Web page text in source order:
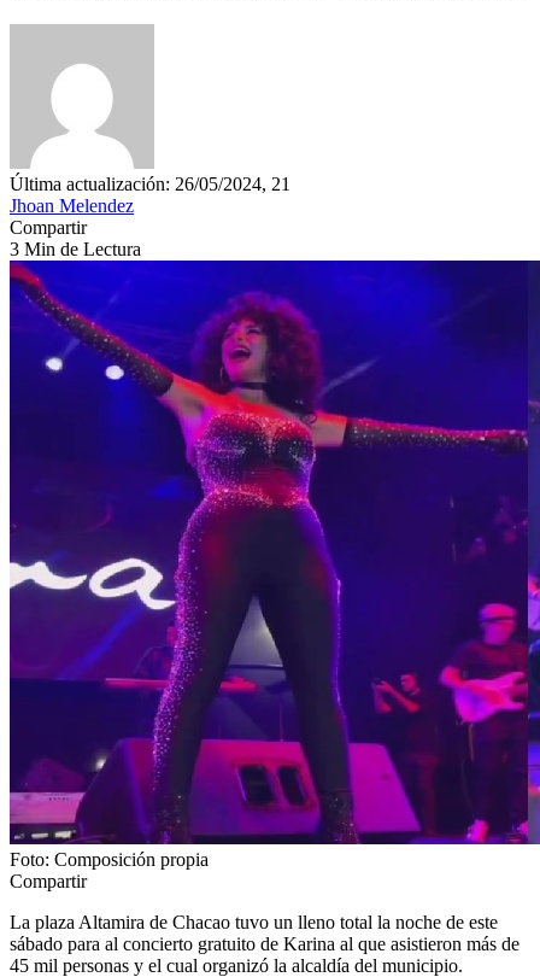
Última actualización: 26/05/2024, 21
Jhoan Melendez
Compartir
3 Min de Lectura
Foto: Composición propia
Compartir
La plaza Altamira de Chacao tuvo un lleno total la noche de este
sábado para al concierto gratuito de Karina al que asistieron más de
45 mil personas y el cual organizó la alcaldía del municipio.